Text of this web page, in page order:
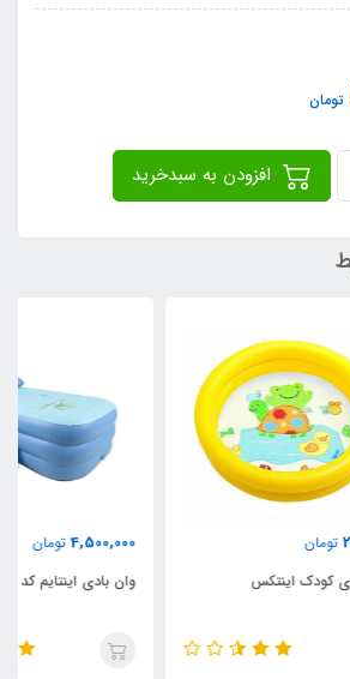
تومان
وان بادی اینتایم کد YT-038B